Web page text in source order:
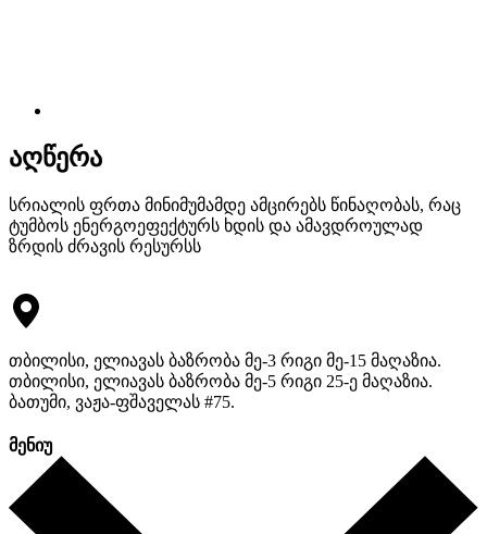
აღწერა
სრიალის ფრთა მინიმუმამდე ამცირებს წინაღობას, რაც
ტუმბოს ენერგოეფექტურს ხდის და ამავდროულად
ზრდის ძრავის რესურსს
თბილისი, ელიავას ბაზრობა მე-3 რიგი მე-15 მაღაზია.
თბილისი, ელიავას ბაზრობა მე-5 რიგი 25-ე მაღაზია.
ბათუმი, ვაჟა-ფშაველას #75.
მენიუ